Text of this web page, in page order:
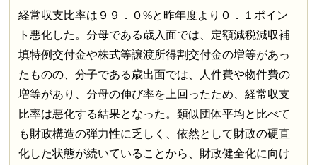
経常収支比率は９９．０%と昨年度より０．１ポイン
ト悪化した。分母である歳入面では、定額減税減収補
填特例交付金や株式等譲渡所得割交付金の増等があっ
たものの、分子である歳出面では、人件費や物件費の
増等があり、分母の伸び率を上回ったため、経常収支
比率は悪化する結果となった。類似団体平均と比べて
も財政構造の弾力性に乏しく、依然として財政の硬直
化した状態が続いていることから、財政健全化に向け